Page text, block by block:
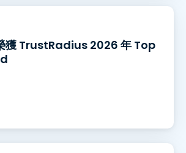
TrustRadius 2026 年 Top